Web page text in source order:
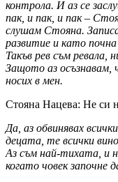
контрола. И аз се
пак, и пак, и пак –
слушам Стояна.
развитие и като почна
Такъв рев съм ревала,
Защото аз осъзнавам,
носих в мен.
Стояна Нацева: Не си
Да, аз обвинявах
децата, те всички
Аз съм най-тихата, и
когато човек започне